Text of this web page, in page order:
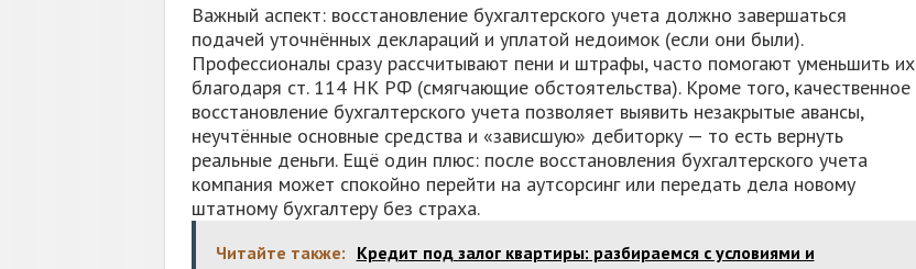
Важный аспект: восстановление бухгалтерского учета должно завершаться
подачей уточнённых деклараций и уплатой недоимок (если они были).
Профессионалы сразу рассчитывают пени и штрафы, часто помогают уменьшить их
благодаря ст. 114 НК РФ (смягчающие обстоятельства). Кроме того, качественное
восстановление бухгалтерского учета позволяет выявить незакрытые авансы,
неучтённые основные средства и «зависшую» дебиторку — то есть вернуть
реальные деньги. Ещё один плюс: после восстановления бухгалтерского учета
компания может спокойно перейти на аутсорсинг или передать дела новому
штатному бухгалтеру без страха.
Читайте также: Кредит под залог квартиры: разбираемся с условиями и